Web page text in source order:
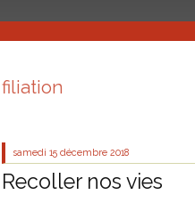
filiation
samedi 15 décembre 2018
Recoller nos vies